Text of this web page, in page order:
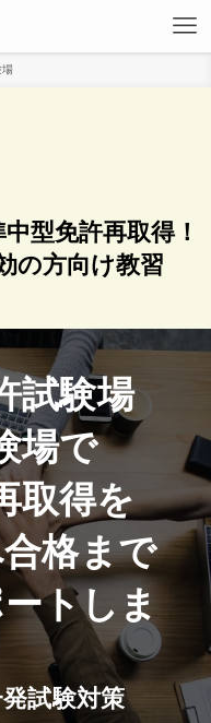
場
型免許再取得！
の方向け教習
試験場
場で
取得を
格まで
トしま
試験対策